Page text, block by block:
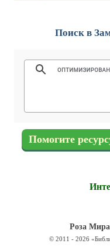
Поиск в
© 2011 - 2026
Роза
Помогите